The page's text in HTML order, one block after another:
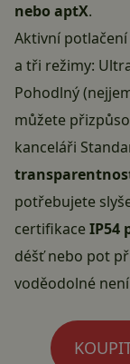
nebo aptX.
Aktivní
a tři režimy:
Pohodlný
můžete
kanceláři
potřebujete
certifikaceIP54
déšť nebo pot
voděodolné